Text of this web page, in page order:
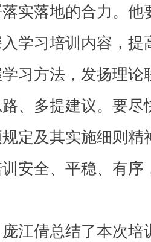
实落地的合力。
学习培训内容，
习方法，发扬理
、多提建议。要
定及其实施细则
安全、平稳、有序
江倩总结了本次